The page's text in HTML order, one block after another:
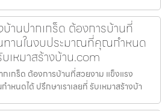
านปากเกร็ด ต้องการบ้านที่
ทานในงบประมาณที่คุณกำหนด
เหมาสร้างบ้าน.com
เกร็ด ต้องการบ้านที่สวยงาม แข็งแรง
นดได้ ปรึกษาเราเลยที่ รับเหมาสร้างบ้า